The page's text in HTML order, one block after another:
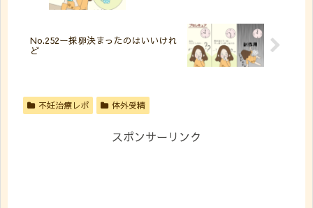
No.252ー採卵決まったのはいいけれ
ど
不妊治療レポ 体外受精
スポンサーリンク